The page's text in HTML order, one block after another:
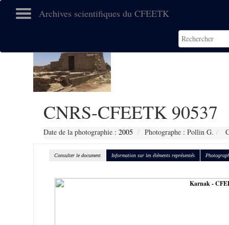
Archives scientifiques du CFEETK
CNRS-CFEETK 90537
Date de la photographie : 2005 Photographe : Pollin G.
Consulter le document Information sur les éléments représentés